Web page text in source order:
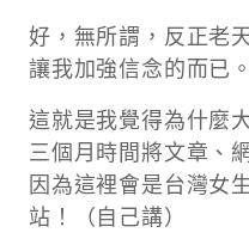
好，無所謂，反正老
讓我加強信念的而已。
這就是我覺得為什麼
三個月時間將文章、
因為這裡會是台灣女
站！（自己講）​​